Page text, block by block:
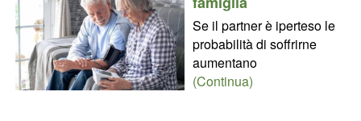
Se il partner è iperteso le
probabilità di soffrirne
aumentano
(Continua)